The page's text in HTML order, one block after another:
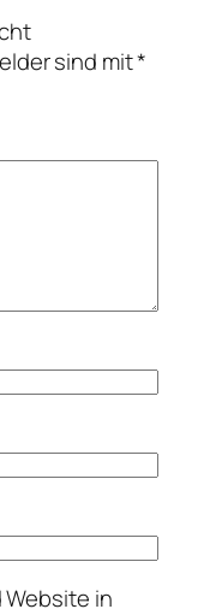
sind mit*
Website in